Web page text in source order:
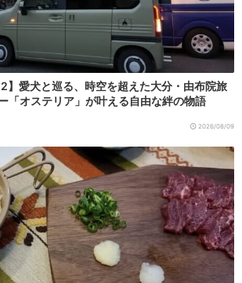
】愛犬と巡る、時空を超えた大分・由布院旅
オステリア」が叶える自由な絆の物語
2026/08/09